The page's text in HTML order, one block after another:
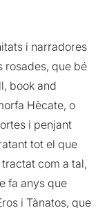
i narradores
rosades, que bé
book and
Hècate, o
i penjant
tot el que
com a tal,
fa anys que
i Tànatos, que